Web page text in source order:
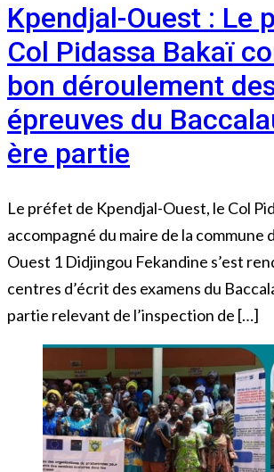
Kpendjal-Ouest : Le
Col Pidassa Bakaï
bon déroulement
épreuves du
ère partie
Le préfet de Kpendjal-Ouest, le Col
accompagné du maire de la commune
Ouest 1 Didjingou Fekandine s’est
centres d’écrit des examens du
partie relevant de l’inspection de […]